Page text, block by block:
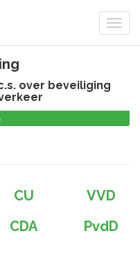
over beveiliging
CU
VVD
CDA
PvdD